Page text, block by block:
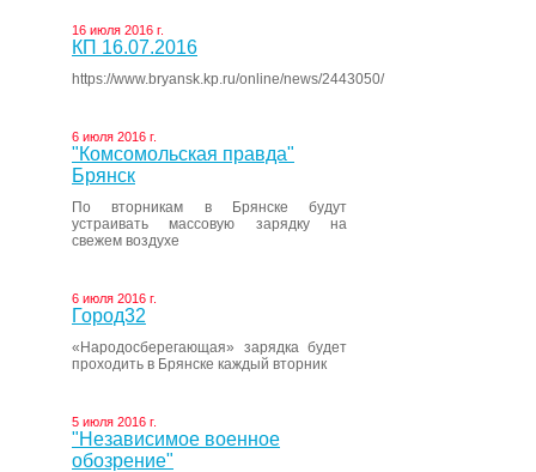
16 июля 2016 г.
КП 16.07.2016
https://www.bryansk.kp.ru/online/news/2443050/
6 июля 2016 г.
"Комсомольская правда"
Брянск
По вторникам в Брянске будут
устраивать массовую зарядку на
свежем воздухе
6 июля 2016 г.
Город32
«Народосберегающая» зарядка будет
проходить в Брянске каждый вторник
5 июля 2016 г.
"Независимое военное
обозрение"